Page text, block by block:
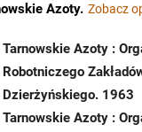
Azoty. Zobacz
Tarnowskie Azoty :
Robotniczego
Dzierżyńskiego. 1963
Tarnowskie Azoty :